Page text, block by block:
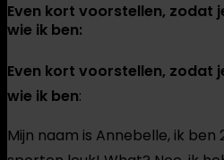
Even kort voorstellen, zodat
wie ik ben:
Even kort voorstellen, zodat
wie ik ben:
Mijn naam is Annebelle, ik ben